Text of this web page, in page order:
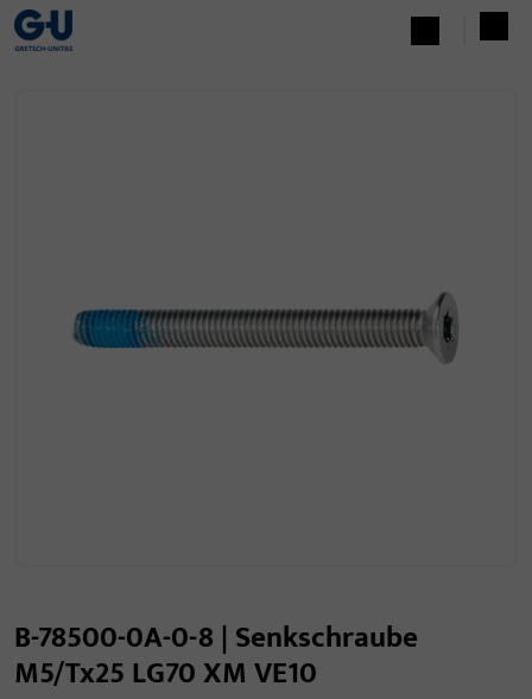
B-78500-0A-0-8 | Senkschraube
M5/Tx25 LG70 XM VE10